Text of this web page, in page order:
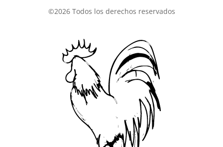
©2026 Todos los derechos reservados